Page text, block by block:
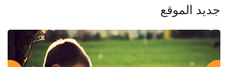
جديد الموقع